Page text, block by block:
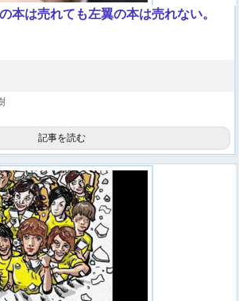
本は売れても左翼の本は売れない。
記事を読む